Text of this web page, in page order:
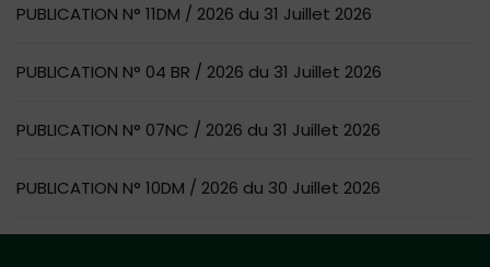
PUBLICATION N° 11DM / 2026 du 31 Juillet 2026
PUBLICATION N° 04 BR / 2026 du 31 Juillet 2026
PUBLICATION N° 07NC / 2026 du 31 Juillet 2026
PUBLICATION N° 10DM / 2026 du 30 Juillet 2026